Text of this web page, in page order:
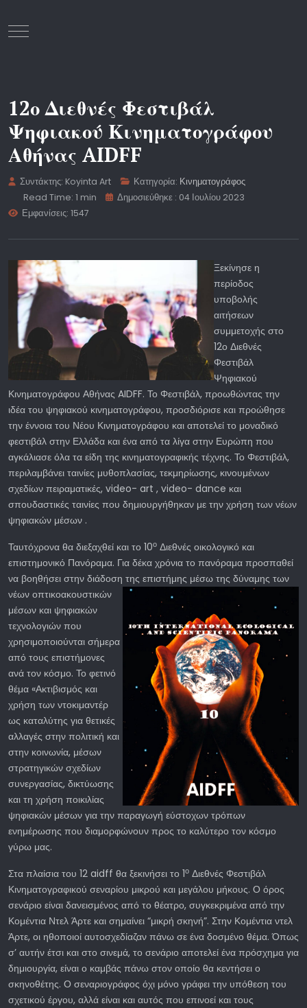
Mobile Menu Toggle
12ο Διεθνές Φεστιβάλ
Ψηφιακού Κινηματογράφου
Αθήνας AIDFF
Συντάκτης: Koyinta Art Κατηγορία: Κινηματογράφος
Read Time: 1 min
Δημοσιεύθηκε : 04 Ιουλίου 2023
Εμφανίσεις: 1547
Ξεκίνησε η
περίοδος
υποβολής
αιτήσεων
συμμετοχής στο
12ο Διεθνές
Φεστιβάλ
Ψηφιακού
Κινηματογράφου Αθήνας AIDFF. Το Φεστιβάλ, προωθώντας την
ιδέα του ψηφιακού κινηματογράφου, προσδιόρισε και προώθησε
την έννοια του Νέου Κινηματογράφου και αποτελεί το μοναδικό
φεστιβάλ στην Ελλάδα και ένα από τα λίγα στην Ευρώπη που
αγκάλιασε όλα τα είδη της κινηματογραφικής τέχνης. Το Φεστιβάλ,
περιλαμβάνει ταινίες μυθοπλασίας, τεκμηρίωσης, κινουμένων
σχεδίων πειραματικές, video- art , video- dance και
σπουδαστικές ταινίες που δημιουργήθηκαν με την χρήση των νέων
ψηφιακών μέσων .
Ταυτόχρονα θα διεξαχθεί και το 10ο Διεθνές οικολογικό και
επιστημονικό Πανόραμα. Για δέκα χρόνια το πανόραμα προσπαθεί
να βοηθήσει στην διάδοση της επιστήμης μέσω της δύναμης των
νέων οπτικοακουστικών
μέσων και ψηφιακών
τεχνολογιών που
χρησιμοποιούνται σήμερα
από τους επιστήμονες
ανά τον κόσμο. Το φετινό
θέμα «Ακτιβισμός και
χρήση των ντοκιμαντέρ
ως καταλύτης για θετικές
αλλαγές στην πολιτική και
στην κοινωνία, μέσων
στρατηγικών σχεδίων
συνεργασίας, δικτύωσης
και τη χρήση ποικιλίας
ψηφιακών μέσων για την παραγωγή εύστοχων τρόπων
ενημέρωσης που διαμορφώνουν προς το καλύτερο τον κόσμο
γύρω μας.
Στα πλαίσια του 12 aidff θα ξεκινήσει το 1ο Διεθνές Φεστιβάλ
Κινηματογραφικού σεναρίου μικρού και μεγάλου μήκους. Ο όρος
σενάριο είναι δανεισμένος από το θέατρο, συγκεκριμένα από την
Κομέντια Ντελ Άρτε και σημαίνει “μικρή σκηνή”. Στην Κομέντια ντελ
Άρτε, οι ηθοποιοί αυτοσχεδίαζαν πάνω σε ένα δοσμένο θέμα. Όπως
σ’ αυτήν έτσι και στο σινεμά, το σενάριο αποτελεί ένα πρόσχημα για
δημιουργία, είναι ο καμβάς πάνω στον οποίο θα κεντήσει ο
σκηνοθέτης. Ο σεναριογράφος όχι μόνο γράφει την υπόθεση του
σχετικού έργου, αλλά είναι και αυτός που επινοεί και τους